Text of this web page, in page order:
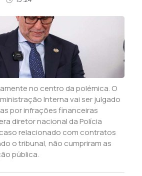
no centro da polémica. O
Interna vai ser julgado
por infrações financeiras
diretor nacional da Polícia
relacionado com contratos
o tribunal, não cumpriram as
pública.